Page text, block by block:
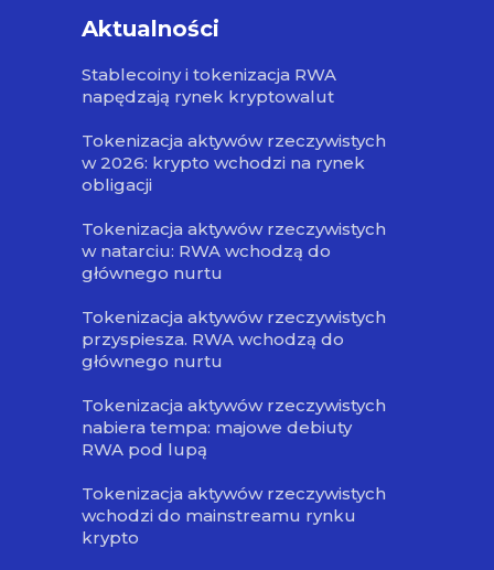
Aktualności
Stablecoiny i tokenizacja RWA
napędzają rynek kryptowalut
Tokenizacja aktywów rzeczywistych
w 2026: krypto wchodzi na rynek
obligacji
Tokenizacja aktywów rzeczywistych
w natarciu: RWA wchodzą do
głównego nurtu
Tokenizacja aktywów rzeczywistych
przyspiesza. RWA wchodzą do
głównego nurtu
Tokenizacja aktywów rzeczywistych
nabiera tempa: majowe debiuty
RWA pod lupą
Tokenizacja aktywów rzeczywistych
wchodzi do mainstreamu rynku
krypto